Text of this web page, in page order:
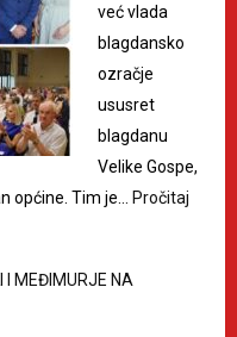
već vlada
blagdansko
ozračje
ususret
blagdanu
Velike Gospe,
općine. Tim je…
Pročitaj
I MEĐIMURJE NA